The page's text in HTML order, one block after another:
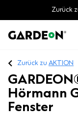
Zurück
Zurück zu AKTION
Hörmann
Fenster